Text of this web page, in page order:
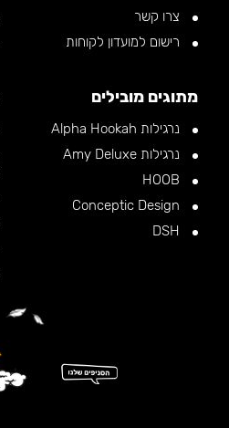
צרו קשר
רישום למועדון לקוחות
מתוגים מובילים
נרגילות Alpha Hookah
נרגילות Amy Deluxe